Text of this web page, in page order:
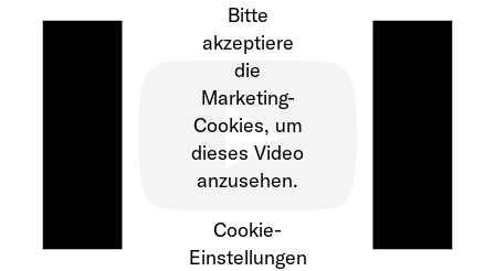
Bitte
akzeptiere
die
Marketing-
Cookies, um
dieses Video
anzusehen.
Cookie-
Einstellungen